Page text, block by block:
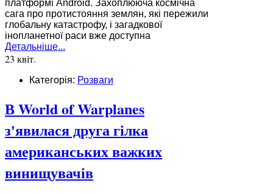
платформі Android. Захоплююча космічна
сага про протистояння землян, які пережили
глобальну катастрофу, і загадкової
інопланетної раси вже доступна
Детальніше...
23 квіт.
Категорія: Розваги
В World of Warplanes
з'явилася друга гілка
американських важких
винищувачів